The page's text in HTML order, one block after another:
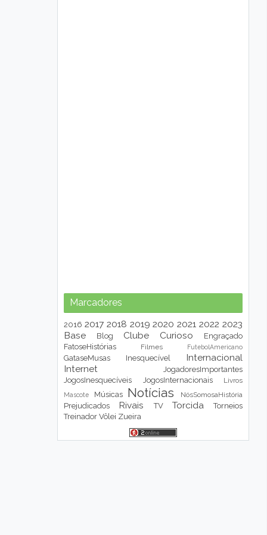
Marcadores
2016 2017 2018 2019 2020 2021 2022 2023
Base
Blog Clube Curioso
Engraçado
FatoseHistórias
Filmes FutebolAmericano
GataseMusas Inesquecível
Internacional
Internet
JogadoresImportantes
JogosInesquecíveis
JogosInternacionais Livros
Mascote Músicas Notícias NósSomosaHistória
Prejudicados Rivais TV Torcida
Torneios
Treinador Vôlei Zueira